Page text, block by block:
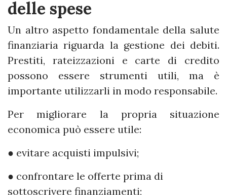
delle spese
Un altro aspetto fondamentale della salute
finanziaria riguarda la gestione dei debiti.
Prestiti, rateizzazioni e carte di credito
possono essere strumenti utili, ma è
importante utilizzarli in modo responsabile.
Per migliorare la propria situazione
economica può essere utile:
● evitare acquisti impulsivi;
● confrontare le offerte prima di
sottoscrivere finanziamenti;